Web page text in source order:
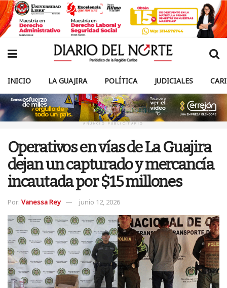
INICIO LA GUAJIRA POLÍTICA JUDICIALES
ANUNCIO PUBLICITARIO
Operativos en vías de La Guajira
dejan un capturado y mercancía
incautada por $15 millones
Por: Vanessa Rey junio 12, 2026